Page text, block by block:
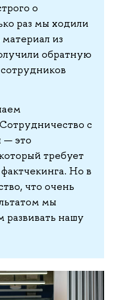
о
раз мы ходили
из
обратную
с
— это
требует
Но в
что очень
мы
развивать нашу